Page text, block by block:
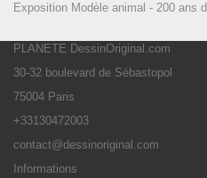
Exposition Modèle animal - 200 ans
PLANETE DessinOriginal.com
30-32 boulevard de Sébastopol
75004 Paris
+33130472003
contact@dessinoriginal.com
Informations